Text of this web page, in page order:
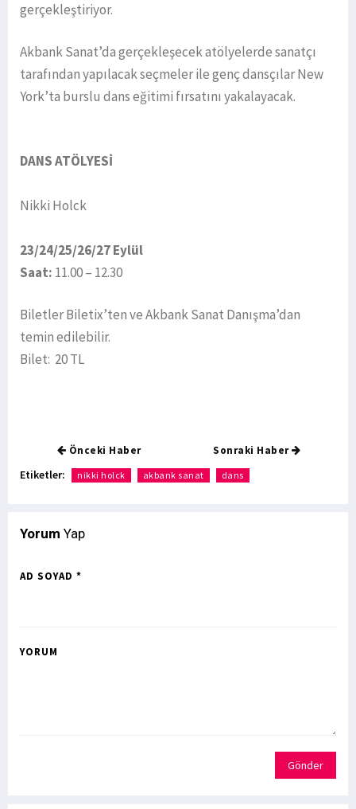
gerçekleştiriyor.
Akbank Sanat’da gerçekleşecek atölyelerde sanatçı
tarafından yapılacak seçmeler ile genç dansçılar New
York’ta burslu dans eğitimi fırsatını yakalayacak.
DANS ATÖLYESİ
Nikki Holck
23/24/25/26/27 Eylül
Saat: 11.00 – 12.30
Biletler Biletix’ten ve Akbank Sanat Danışma’dan
temin edilebilir.
Bilet: 20 TL
Önceki Haber Sonraki Haber
Etiketler: nikki holck akbank sanat dans
Yorum Yap
AD SOYAD *
YORUM
Gönder